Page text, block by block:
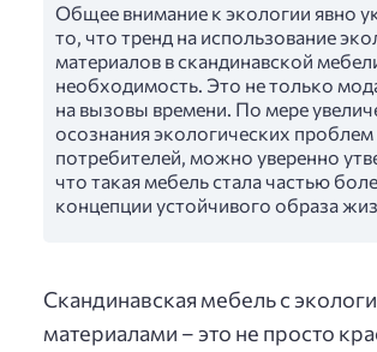
Общее внимание к экологии явно
то, что тренд на использование
материалов в скандинавской
необходимость. Это не только
на вызовы времени. По мере
осознания экологических проблем
потребителей, можно уверенно
что такая мебель стала частью
концепции устойчивого образа
Скандинавская мебель с
материалами – это не просто